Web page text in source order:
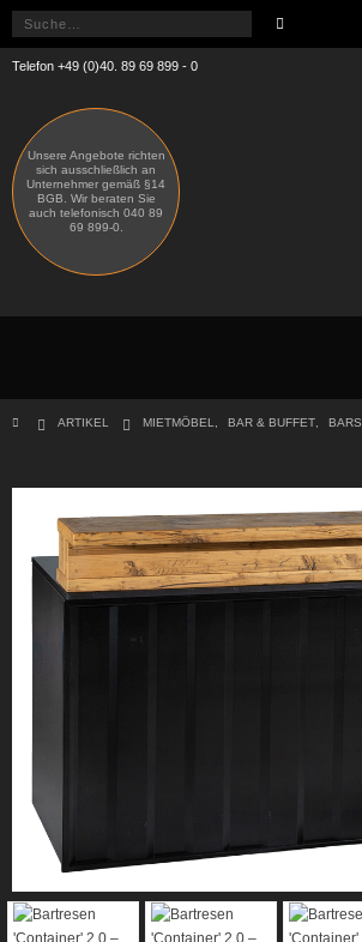
Telefon +49 (0)40. 89 69 899 - 0
Unsere Angebote richten
sich ausschließlich an
Unternehmer gemäß §14
BGB. Wir beraten Sie
auch telefonisch 040 89
69 899-0.
ARTIKEL MIETMÖBEL BAR & BUFFET, BARS